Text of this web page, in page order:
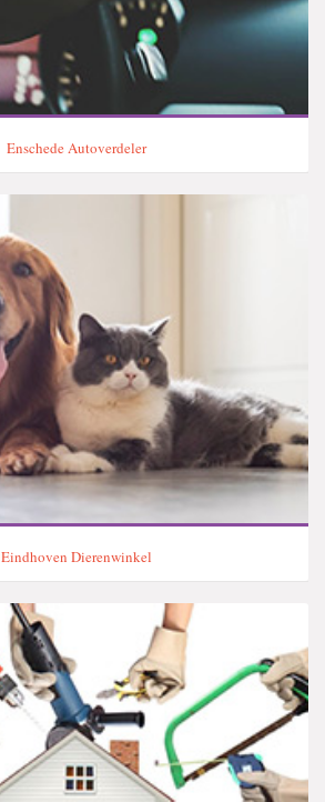
Enschede Autoverdeler
Eindhoven Dierenwinkel